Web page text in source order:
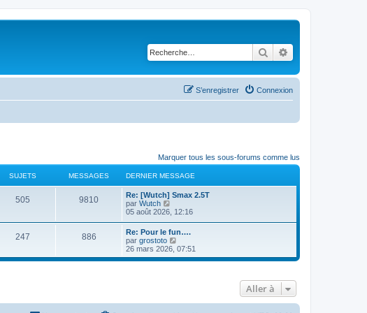
Rechercher
Connexion
S’enregistrer
Marquer tous les sous-forums comme lus
SUJETS MESSAGES DERNIER MESSAGE
505 9810
Re: [Wutch] Smax 2.5T
par Wutch
o
r
l
e
d
e
r
m
05 août 2026, 12:16
247 886
Re: Pour le fun….
par grostoto
o
i
26 mars 2026, 07:51
Aller à